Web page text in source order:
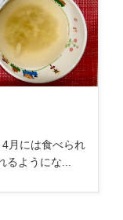
月には食べられ
ようにな...